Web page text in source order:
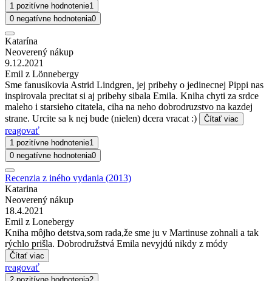
1 pozitívne hodnotenie1
0 negatívne hodnotenia0
Katarína
Neoverený nákup
9.12.2021
Emil z Lönnebergy
Sme fanusikovia Astrid Lindgren, jej pribehy o jedinecnej Pippi nas
inspirovala precitat si aj pribehy sibala Emila. Kniha chyti za srdce
maleho i starsieho citatela, ciha na neho dobrodruzstvo na kazdej
strane. Urcite sa k nej bude (nielen) dcera vracat :)
Čítať viac
reagovať
1 pozitívne hodnotenie1
0 negatívne hodnotenia0
Recenzia z iného vydania (2013)
Katarina
Neoverený nákup
18.4.2021
Emil z Lonebergy
Kniha môjho detstva,som rada,že sme ju v Martinuse zohnali a tak
rýchlo prišla. Dobrodružstvá Emila nevyjdú nikdy z módy
Čítať viac
reagovať